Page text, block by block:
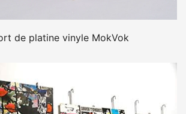
de platine vinyle MokVok